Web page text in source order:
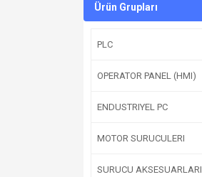
Ürün Grupları
PLC
OPERATOR PANEL (HMI)
ENDUSTRIYEL PC
MOTOR SURUCULERI
SURUCU AKSESUARLARI